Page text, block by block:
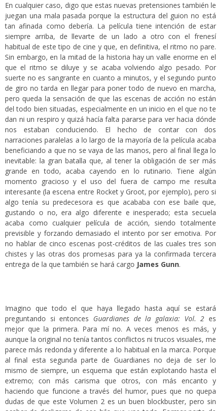
En cualquier caso, digo que estas nuevas pretensiones también le
juegan una mala pasada porque la estructura del guion no está
tan afinada como debería. La película tiene intención de estar
siempre arriba, de llevarte de un lado a otro con el frenesí
habitual de este tipo de cine y que, en definitiva, el ritmo no pare.
Sin embargo, en la mitad de la historia hay un valle enorme en el
que el ritmo se diluye y se acaba volviendo algo pesado. Por
suerte no es sangrante en cuanto a minutos, y el segundo punto
de giro no tarda en llegar para poner todo de nuevo en marcha,
pero queda la sensación de que las escenas de acción no están
del todo bien situadas, especialmente en un inicio en el que no te
dan ni un respiro y quizá hacía falta pararse para ver hacia dónde
nos estaban conduciendo. El hecho de contar con dos
narraciones paralelas a lo largo de la mayoría de la película acaba
beneficiando a que no se vaya de las manos, pero al final llega lo
inevitable: la gran batalla que, al tener la obligación de ser más
grande en todo, acaba cayendo en lo rutinario. Tiene algún
momento gracioso y el uso del fuera de campo me resulta
interesante (la escena entre Rocket y Groot, por ejemplo), pero si
algo tenía su predecesora es que acababa con ese baile que,
gustando o no, era algo diferente e inesperado; esta secuela
acaba como cualquier película de acción, siendo totalmente
previsible y forzando demasiado el intento por ser emotiva. Por
no hablar de cinco escenas post-créditos de las cuales tres son
chistes y las otras dos promesas para ya la confirmada tercera
entrega de la que también se hará cargo James Gunn.
Imagino que todo el que haya llegado hasta aquí se estará
preguntando si entonces Guardianes de la galaxia: Vol. 2 es
mejor que la primera. Para mí no. A veces menos es más, y
aunque la original no tenía tantos conflictos ni trucos visuales, me
parece más redonda y diferente a lo habitual en la marca. Porque
al final esta segunda parte de Guardianes no deja de ser lo
mismo de siempre, un esquema que están explotando hasta el
extremo; con más carisma que otros, con más encanto y
haciendo que funcione a través del humor, pues que no quepa
dudas de que este Volumen 2 es un buen blockbuster, pero sin